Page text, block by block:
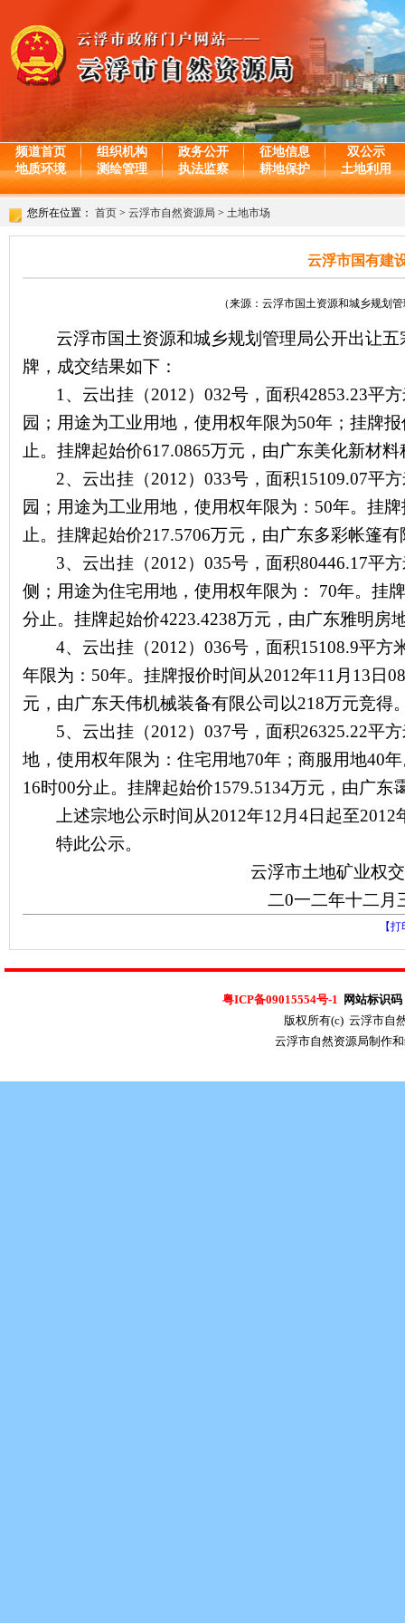
频道首页 组织机构 政务公开 征地信息
双公示
地质环境
测绘管理 执法监察 耕地保护 土地利用
您所在位置： 首页 > 云浮市自然资源局 > 土地市场
云浮市国有建
（来源：云浮市国土资源和城乡规划
云浮市国土资源和城乡规划管理局公开出让
牌，成交结果如下：
1 、云出挂（2012）032号，面积42853.23平
园；用途为工业用地，使用权年限为50年；挂牌
止。挂牌起始价617.0865万元，由广东美化新材
2、云出挂（2012）033号，面积15109.07平
园；用途为工业用地，使用权年限为： 50年。挂
止。挂牌起始价217.5706万元，由广东多彩帐篷有
3、云出挂（2012）035号，面积80446.17平
侧 ；用途为住宅用地，使用权年限为： 70年。挂
分止。挂牌起始价4223.4238万元，由广东雅明房
4、云出挂（2012）036号，面积15108.9平方
年限为： 50年。挂牌报价时间从2012年11 月 13 日08
元，由广东天伟机械装备有限公司以218万元竞得
5、云出挂（2012）037号，面积26325.22平
地，使用权年限为：住宅用地70年；商服用地40
16时00分止。挂牌起始价1579.5134万元，由广东
上述宗地公示时间从2012年12 月4日起至2012
特此公示。
云浮市土地矿业权
二0一二年十二月
【
粤ICP备09015554号-1 网站标识
版权所有(c) 云浮市自
云浮市自然资源局制作